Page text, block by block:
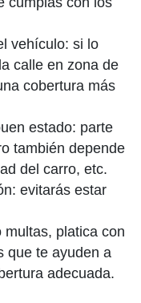
vehículo: si lo
calle en zona de
cobertura más
estado: parte
también depende
del carro, etc.
evitarás estar
multas, platica con
que te ayuden a
adecuada.